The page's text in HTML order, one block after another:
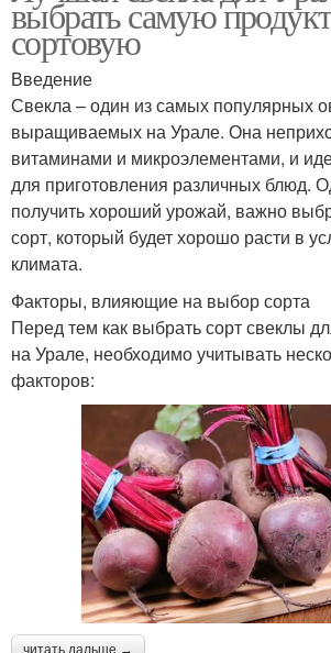
выбрать самую
сортовую
Введение
Свекла – один из самых популярных
выращиваемых на Урале. Она
витаминами и микроэлементами, и
для приготовления различных блюд.
получить хороший урожай, важно
сорт, который будет хорошо расти в
климата.
Факторы, влияющие на выбор сорта
Перед тем как выбрать сорт свеклы
на Урале, необходимо учитывать
факторов: